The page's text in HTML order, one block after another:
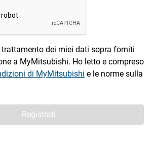
dei miei dati sopra forniti
a MyMitsubishi. Ho letto e compreso
di MyMitsubishi e le norme sulla
Registrati